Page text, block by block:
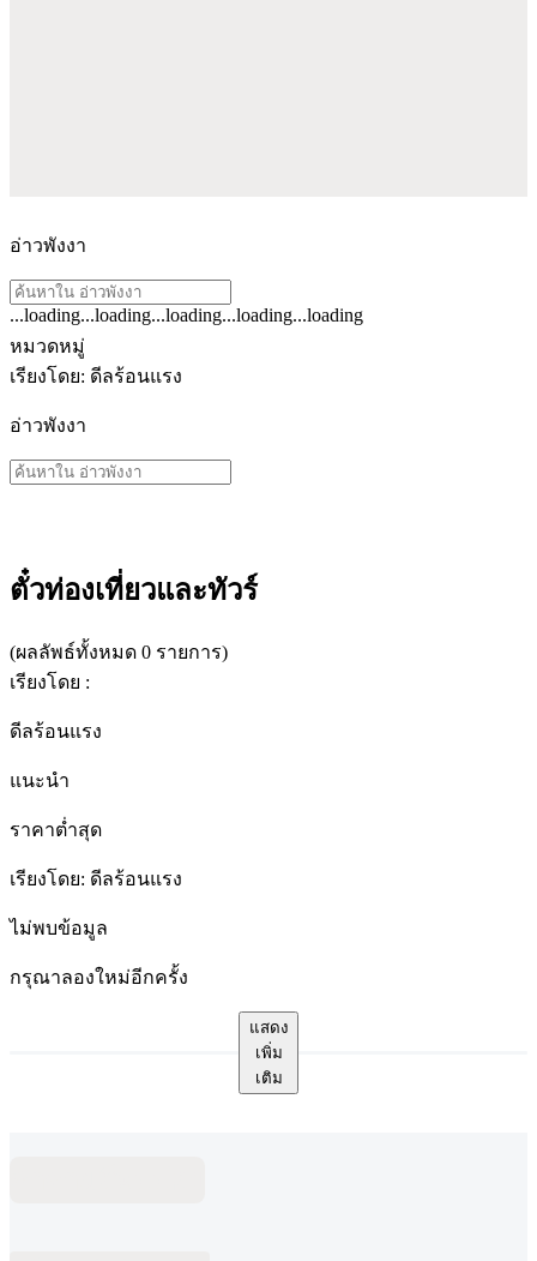
อ่าวพังงา
ดู
ผลลัพธ์
สำหรับ
"อ่าว
พังงา
...loading...loading...loading...loading...loading
หมวดหมู่
เรียงโดย: ดีลร้อนแรง
อ่าวพังงา
ทั้งหมด
"อ่าว
พังงา
"
ตั๋วท่องเที่ยวและทัวร์
(ผลลัพธ์ทั้งหมด 0 รายการ)
เรียงโดย :
ดีลร้อนแรง
แนะนำ
ราคาต่ำสุด
เรียงโดย: ดีลร้อนแรง
ไม่พบข้อมูล
กรุณาลองใหม่อีกครั้ง
แสดง
เพิ่ม
เติม